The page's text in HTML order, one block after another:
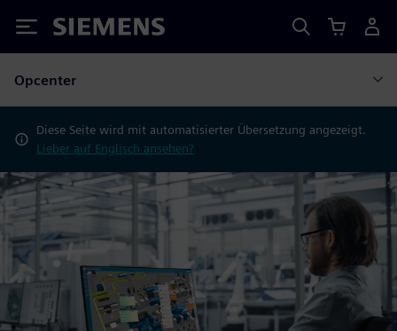
Siemens
Opcenter
Diese Seite wird mit automatisierter Übersetzung angezeigt.
Lieber auf Englisch ansehen?